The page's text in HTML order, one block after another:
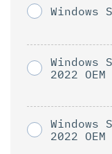
Windows
Windows
2022 OEM
Windows
2022 OEM